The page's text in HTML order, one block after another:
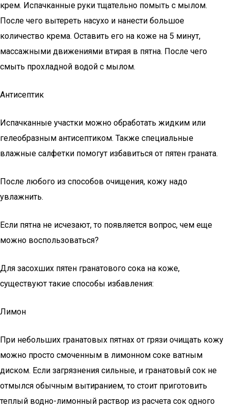
крем. Испачканные руки тщательно помыть с мылом.
После чего вытереть насухо и нанести большое
количество крема. Оставить его на коже на 5 минут,
массажными движениями втирая в пятна. После чего
смыть прохладной водой с мылом.
Антисептик
Испачканные участки можно обработать жидким или
гелеобразным антисептиком. Также специальные
влажные салфетки помогут избавиться от пятен граната.
После любого из способов очищения, кожу надо
увлажнить.
Если пятна не исчезают, то появляется вопрос, чем еще
можно воспользоваться?
Для засохших пятен гранатового сока на коже,
существуют такие способы избавления:
Лимон
При небольших гранатовых пятнах от грязи очищать кожу
можно просто смоченным в лимонном соке ватным
диском. Если загрязнения сильные, и гранатовый сок не
отмылся обычным вытиранием, то стоит приготовить
теплый водно-лимонный раствор из расчета сок одного